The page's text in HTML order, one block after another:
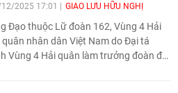
2025 17:01 GIAO LƯU HỮU NGHỊ
Đạo thuộc Lữ đoàn 162, Vùng 4 Hải
nhân dân Việt Nam do Đại tá
Vùng 4 Hải quân làm trưởng đoàn đã